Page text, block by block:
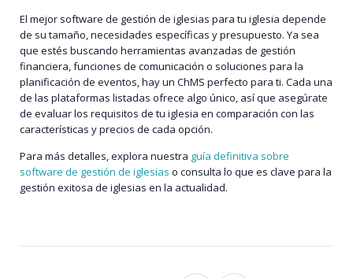
El mejor software de gestión de iglesias para tu iglesia depende
de su tamaño, necesidades específicas y presupuesto. Ya sea
que estés buscando herramientas avanzadas de gestión
financiera, funciones de comunicación o soluciones para la
planificación de eventos, hay un ChMS perfecto para ti. Cada una
de las plataformas listadas ofrece algo único, así que asegúrate
de evaluar los requisitos de tu iglesia en comparación con las
características y precios de cada opción.
Para más detalles, explora nuestra guía definitiva sobre
software de gestión de iglesias o consulta lo que es clave para la
gestión exitosa de iglesias en la actualidad.